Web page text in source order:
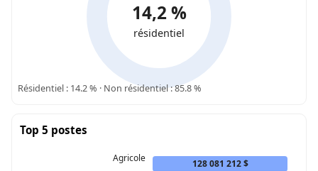
14,2 %
résidentiel
Résidentiel : 14.2 % · Non résidentiel : 85.8 %
Top 5 postes
Agricole
128 081 212 $